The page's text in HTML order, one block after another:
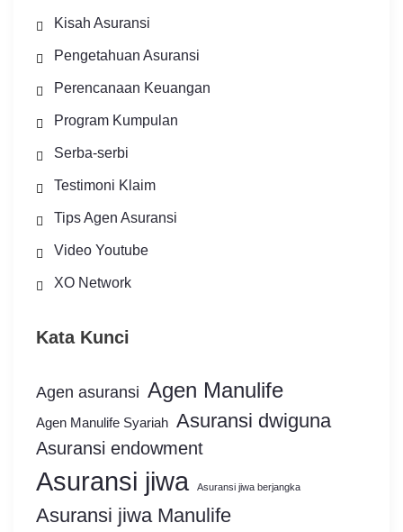
Kisah Asuransi
Pengetahuan Asuransi
Perencanaan Keuangan
Program Kumpulan
Serba-serbi
Testimoni Klaim
Tips Agen Asuransi
Video Youtube
XO Network
Kata Kunci
Agen asuransi Agen Manulife
Agen Manulife Syariah Asuransi dwiguna
Asuransi endowment
Asuransi jiwa Asuransi jiwa berjangka
Asuransi jiwa Manulife